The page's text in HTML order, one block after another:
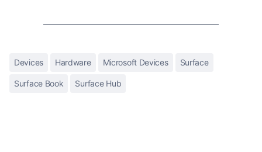
Devices Hardware Microsoft Devices Surface
Surface Book Surface Hub